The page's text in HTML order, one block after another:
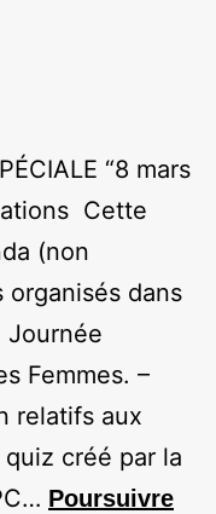
“8 mars
Cette
(non
dans
Journée
Femmes. –
relatifs aux
créé par la
Poursuivre